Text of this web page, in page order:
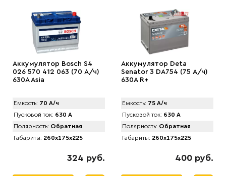
Аккумулятор Bosch S4
026 570 412 063 (70 А/ч)
630A Asia
Емкость: 70 А/ч
Пусковой ток: 630 А
Полярность: Обратная
Габариты: 260x175x225
324 руб.
Аккумулятор Deta
Senator 3 DA754 (75 А/ч)
630A R+
Емкость: 75 А/ч
Пусковой ток: 630 А
Полярность: Обратная
Габариты: 260x175x225
400 руб.